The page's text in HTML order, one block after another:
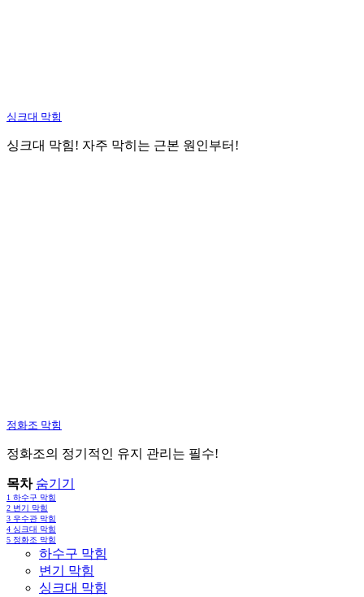
싱크대 막힘
싱크대 막힘! 자주 막히는 근본 원인부터!
정화조 막힘
정화조의 정기적인 유지 관리는 필수!
목차 숨기기
1 하수구 막힘
2 변기 막힘
3 우수관 막힘
4 싱크대 막힘
5 정화조 막힘
하수구 막힘
변기 막힘
싱크대 막힘